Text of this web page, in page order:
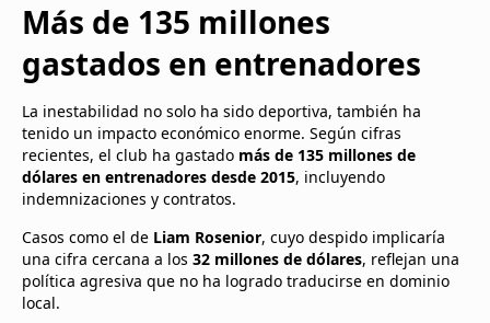
Más de 135 millones
gastados en entrenadores
La inestabilidad no solo ha sido deportiva, también ha
tenido un impacto económico enorme. Según cifras
recientes, el club ha gastado más de 135 millones de
dólares en entrenadores desde 2015, incluyendo
indemnizaciones y contratos.
Casos como el de Liam Rosenior, cuyo despido implicaría
una cifra cercana a los 32 millones de dólares, reflejan una
política agresiva que no ha logrado traducirse en dominio
local.